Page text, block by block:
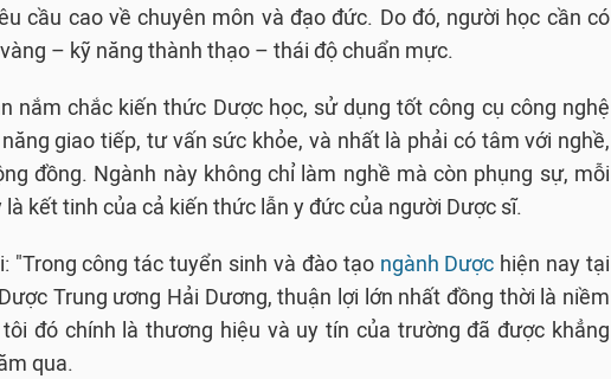
cầu cao về chuyên môn và đạo đức. Do đó, người học cần có
– kỹ năng thành thạo – thái độ chuẩn mực.
nắm chắc kiến thức Dược học, sử dụng tốt công cụ công nghệ
giao tiếp, tư vấn sức khỏe, và nhất là phải có tâm với nghề,
đồng. Ngành này không chỉ làm nghề mà còn phụng sự, mỗi
kết tinh của cả kiến thức lẫn y đức của người Dược sĩ.
"Trong công tác tuyển sinh và đào tạo ngành Dược hiện nay tại
Trung ương Hải Dương, thuận lợi lớn nhất đồng thời là niềm
đó chính là thương hiệu và uy tín của trường đã được khẳng
qua.